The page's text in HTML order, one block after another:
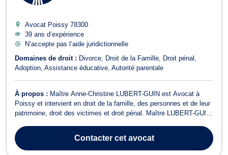
Avocat Poissy 78300
39 ans d’expérience
N’accepte pas l’aide juridictionnelle
Domaines de droit : Divorce Droit de la Famille
Droit pénal
Adoption Assistance éducative Autorité parentale
À propos : Maître Anne-Christine LUBERT-GUIN est Avocat à
Poissy et intervient en droit de la famille, des personnes et de leur
patrimoine, droit des victimes et droit pénal. Maître LUBERT-GUIN
personnes et de leur patrimoine et vous assiste pour des
procédures de divorce am...
Contactercet avocat